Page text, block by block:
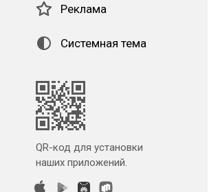
Реклама
Системная тема
QR-код для установки
наших приложений.